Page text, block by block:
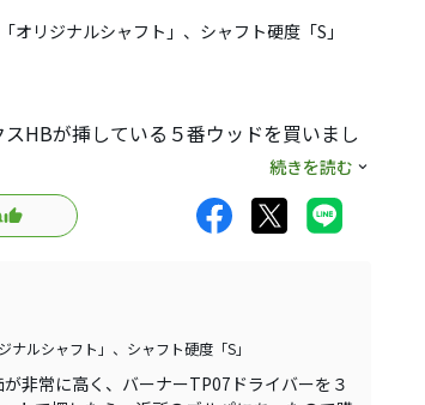
オリジナルシャフト」、シャフト硬度「S」
HBが挿している５番ウッドを買いまし
る為、オリジナルのＳシャフトがネット
した。
き見事ピンそば３ｍにワンオン。その後
も抜け良くヒットしてグリーン手間まで
イウッドですね。
続きを読む
ナルシャフト」、シャフト硬度「S」
非常に高く、バーナーTP07ドライバーを３